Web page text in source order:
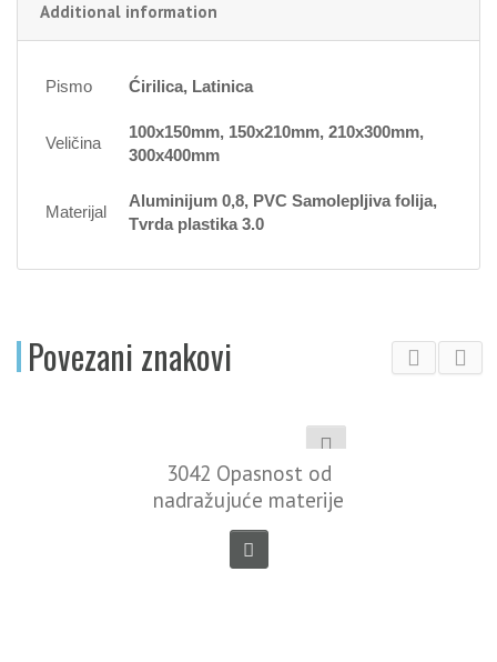
Additional information
Pismo Ćirilica, Latinica
Veličina
100x150mm, 150x210mm, 210x300mm,
300x400mm
Materijal
Aluminijum 0,8, PVC Samolepljiva folija,
Tvrda plastika 3.0
Povezani znakovi
3042 Opasnost od
nadražujuće materije